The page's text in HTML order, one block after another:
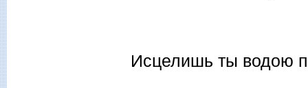
Исцелишь ты водою